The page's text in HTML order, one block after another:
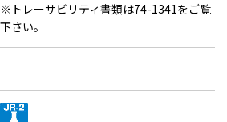
※トレーサビリティ書類は74-1341をご覧
下さい。